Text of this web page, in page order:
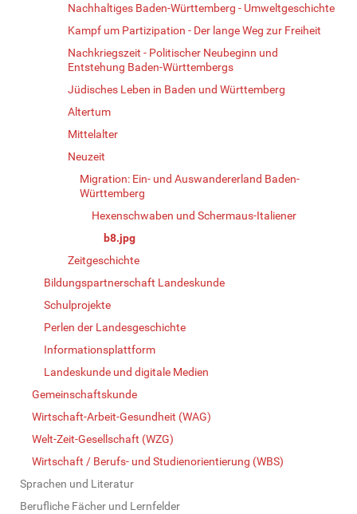
Nachhaltiges Baden-Württemberg - Umweltgeschichte
Kampf um Partizipation - Der lange Weg zur Freiheit
Nachkriegszeit - Politischer Neubeginn und
Entstehung Baden-Württembergs
Jüdisches Leben in Baden und Württemberg
Altertum
Mittelalter
Neuzeit
Migration: Ein- und Auswandererland Baden-
Württemberg
Hexenschwaben und Schermaus-Italiener
b8.jpg
Zeitgeschichte
Bildungspartnerschaft Landeskunde
Schulprojekte
Perlen der Landesgeschichte
Informationsplattform
Landeskunde und digitale Medien
Gemeinschaftskunde
Wirtschaft-Arbeit-Gesundheit (WAG)
Welt-Zeit-Gesellschaft (WZG)
Wirtschaft / Berufs- und Studienorientierung (WBS)
Sprachen und Literatur
Berufliche Fächer und Lernfelder